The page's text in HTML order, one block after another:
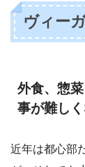
ヴィー
外食、惣
事が難し
近年は都心部